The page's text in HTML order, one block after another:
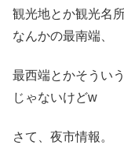
観光地とか観光名
なんかの最南端、
最西端とかそうい
じゃないけどw
さて、夜市情報。